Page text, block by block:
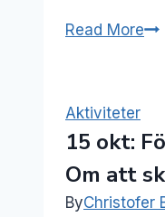
Read More22
om
Aktiviteter
15 okt:
Om att
ByChristofer